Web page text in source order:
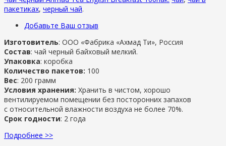
пакетиках, черный чай.
Добавьте Ваш отзыв
Изготовитель: ООО «Фабрика «Ахмад Ти», Россия
Состав: чай черный байховый мелкий.
Упаковка: коробка
Количество пакетов: 100
Вес: 200 грамм
Условия хранения: Хранить в чистом, хорошо
вентилируемом помещении без посторонних запахов
с относительной влажности воздуха не более 70%.
Срок годности: 2 года
Подробнее >>